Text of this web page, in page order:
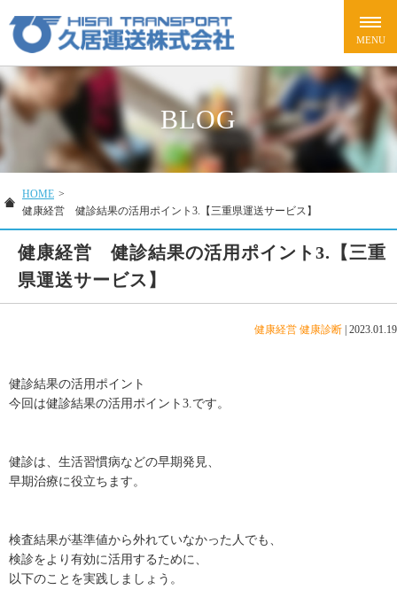
BLOG
HOME >
健康経営 健診結果の活用ポイント3.【三重県運送サービス】
健康経営 健診結果の活用ポイント3.【三重
県運送サービス】
健康経営 健康診断 2023.01.19
健診結果の活用ポイント
今回は健診結果の活用ポイント3.です。
健診は、生活習慣病などの早期発見、
早期治療に役立ちます。
検査結果が基準値から外れていなかった人でも、
検診をより有効に活用するために、
以下のことを実践しましょう。